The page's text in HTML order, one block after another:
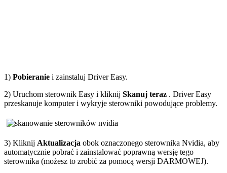
1) Pobieranie i zainstaluj Driver Easy.
2) Uruchom sterownik Easy i kliknij Skanuj teraz . Driver Easy
przeskanuje komputer i wykryje sterowniki powodujące problemy.
3) Kliknij Aktualizacja obok oznaczonego sterownika Nvidia, aby
automatycznie pobrać i zainstalować poprawną wersję tego
sterownika (możesz to zrobić za pomocą wersji DARMOWEJ).